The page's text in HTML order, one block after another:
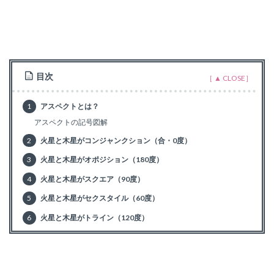
目次
1
アスペクトとは？
アスペクトの記号図解
2
火星と木星がコンジャンクション（合・0度）
3 火星と木星がオポジション（180度）
4 火星と木星がスクエア（90度）
5 火星と木星がセクスタイル（60度）
6 火星と木星がトライン（120度）